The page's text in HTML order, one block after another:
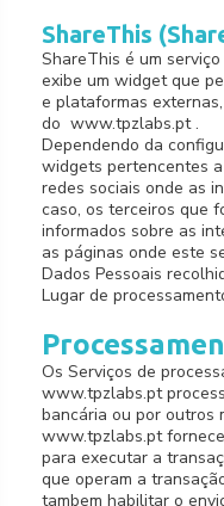
ShareThis
ShareThis é um
exibe um widget que
e plataformas
do www.tpzlabs.pt .
Dependendo da
widgets pertencentes
redes sociais onde as
caso, os terceiros que
informados sobre as
as páginas onde este
Dados Pessoais
Lugar de
Os Serviços de
www.tpzlabs.pt
bancária ou por outros
www.tpzlabs.pt
para executar a
que operam a
tambem habilitar o